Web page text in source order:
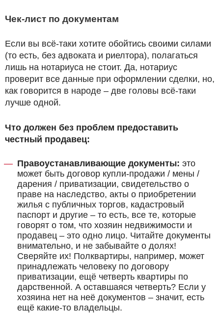
Чек-лист по документам
Если вы всё-таки хотите обойтись своими силами
(то есть, без адвоката и риелтора), полагаться
лишь на нотариуса не стоит. Да, нотариус
проверит все данные при оформлении сделки, но,
как говорится в народе – две головы всё-таки
лучше одной.
Что должен без проблем предоставить
честный продавец:
Правоустанавливающие документы: это
может быть договор купли-продажи / мены /
дарения / приватизации, свидетельство о
праве на наследство, акты о приобретении
жилья с публичных торгов, кадастровый
паспорт и другие – то есть, все те, которые
говорят о том, что хозяин недвижимости и
продавец – это одно лицо. Читайте документы
внимательно, и не забывайте о долях!
Сверяйте их! Полквартиры, например, может
принадлежать человеку по договору
приватизации, ещё четверть квартиры по
дарственной. А оставшаяся четверть? Если у
хозяина нет на неё документов – значит, есть
ещё какие-то владельцы.